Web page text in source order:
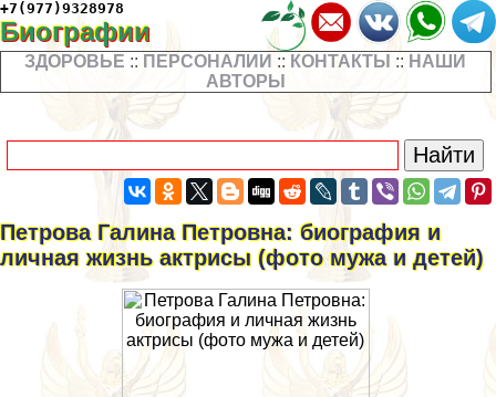
+7(977)9328978
Биографии
ЗДОРОВЬЕ :: ПЕРСОНАЛИИ :: КОНТАКТЫ :: НАШИ
АВТОРЫ
Петрова Галина Петровна: биография и
личная жизнь актрисы (фото мужа и детей)